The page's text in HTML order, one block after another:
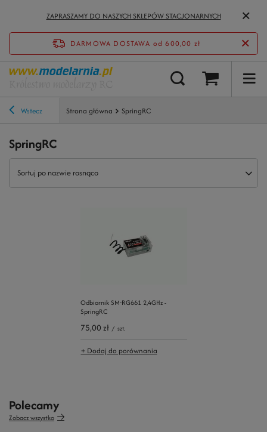
ZAPRASZAMY DO NASZYCH SKLEPÓW STACJONARNYCH
DARMOWA DOSTAWA od 600,00 zł
Wstecz Strona główna SpringRC
SpringRC
Sortuj po nazwie rosnąco
Odbiornik SM-RG661 2,4GHz -
SpringRC
75,00 zł / szt.
+ Dodaj do porównania
Polecamy
Zobacz wszystko